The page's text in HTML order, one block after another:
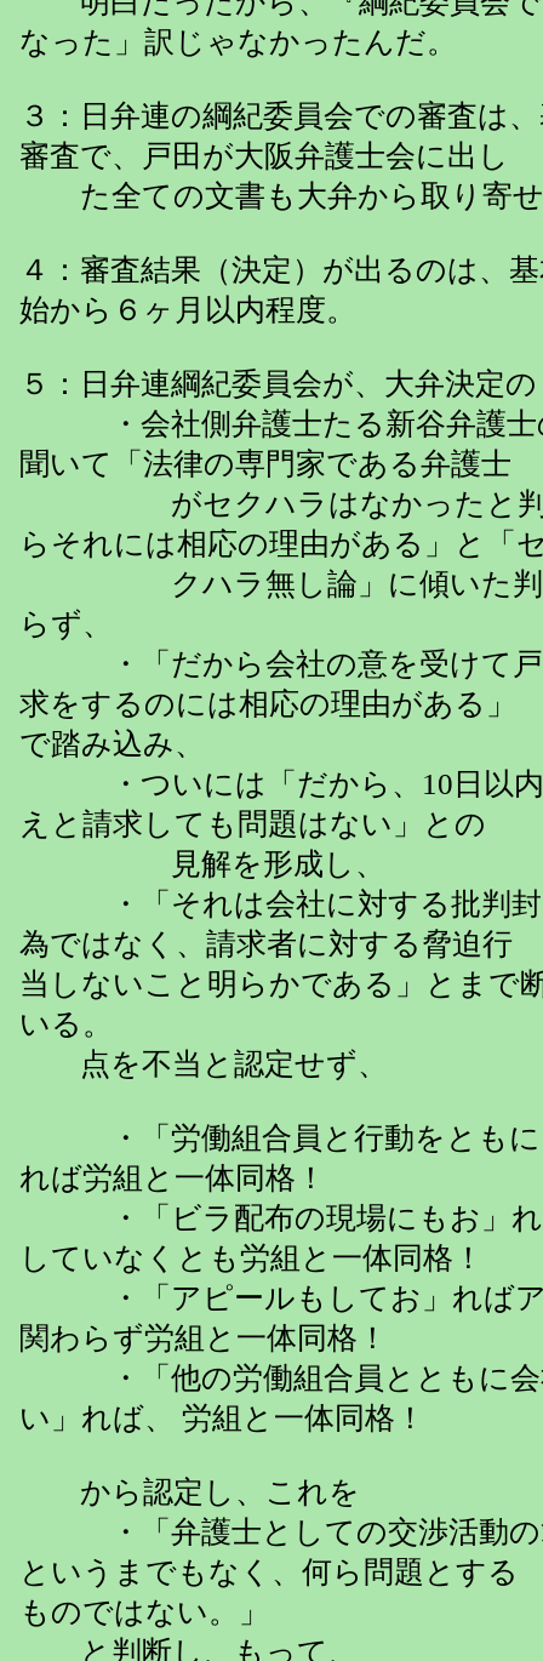
なった」訳じゃなかったんだ。
３：日弁連の綱紀委員会での審査は
審査で、戸田が大阪弁護士会に出し
た全ての文書も大弁から取り寄せ
４：審査結果（決定）が出るのは、
始から６ヶ月以内程度。
５：日弁連綱紀委員会が、大弁決定の
・会社側弁護士たる新谷弁護士
聞いて「法律の専門家である弁護士
がセクハラはなかったと判
らそれには相応の理由がある」と「
クハラ無し論」に傾いた判
らず、
・「だから会社の意を受けて戸
求をするのには相応の理由が
で踏み込み、
・ついには「だから、10日以内
えと請求しても問題はない」との
見解を形成し、
・「それは会社に対する批判封
為ではなく、請求者に対する脅
当しないこと明らかである」とまで
いる。
点を不当と認定せず、
・「労働組合員と行動をともに
れば労組と一体同格！
・「ビラ配布の現場にもお」れ
していなくとも労組と一体同格！
・「アピールもしてお」ればア
関わらず労組と一体同格！
・「他の労働組合員とともに会
い」れば、 労組と一体同格！
から認定し、これを
・「弁護士としての交渉活動の
というまでもなく、何ら問題
ものではない。」
と判断し、もって、